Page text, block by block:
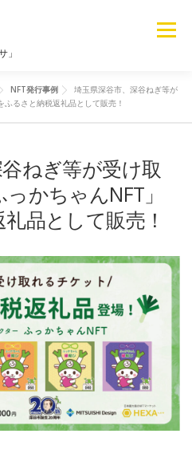
」
メニュー
6ブログ ライブラリ
NFT発行事例
埼玉県深谷市、深谷ねぎ等が
るさと納税返礼品として販売！
ねぎ等が受け取
かちゃんNFT」
品として販売！